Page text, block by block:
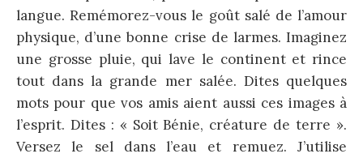
langue. Remémorez-vous le goût salé de l’amour
physique, d’une bonne crise de larmes. Imaginez
une grosse pluie, qui lave le continent et rince
tout dans la grande mer salée. Dites quelques
mots pour que vos amis aient aussi ces images à
l’esprit. Dites : « Soit Bénie, créature de terre ».
Versez le sel dans l’eau et remuez. J’utilise